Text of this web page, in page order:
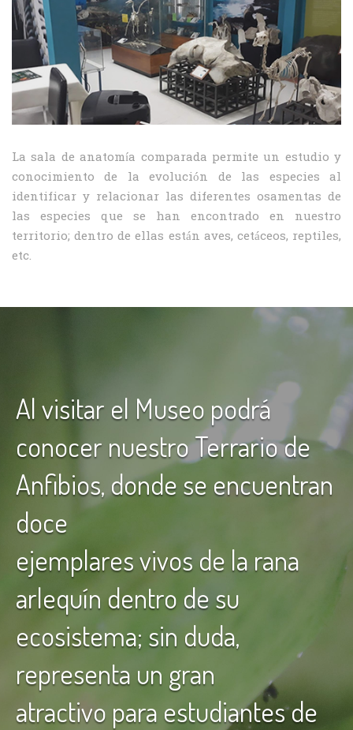
La sala de anatomía comparada permite un estudio y
conocimiento de la evolución de las especies al
identificar y relacionar las diferentes osamentas de
las especies que se han encontrado en nuestro
territorio; dentro de ellas están aves, cetáceos, reptiles,
etc.
Al visitar el Museo podrá
conocer nuestro Terrario de
Anfibios, donde se encuentran
doce
ejemplares vivos de la rana
arlequín dentro de su
ecosistema; sin duda,
representa un gran
atractivo para estudiantes de